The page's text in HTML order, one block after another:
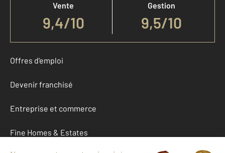
Vente
9,4/10
Gestion
9,5/10
Offres d'emploi
Devenir franchisé
Entreprise et commerce
Fine Homes & Estates